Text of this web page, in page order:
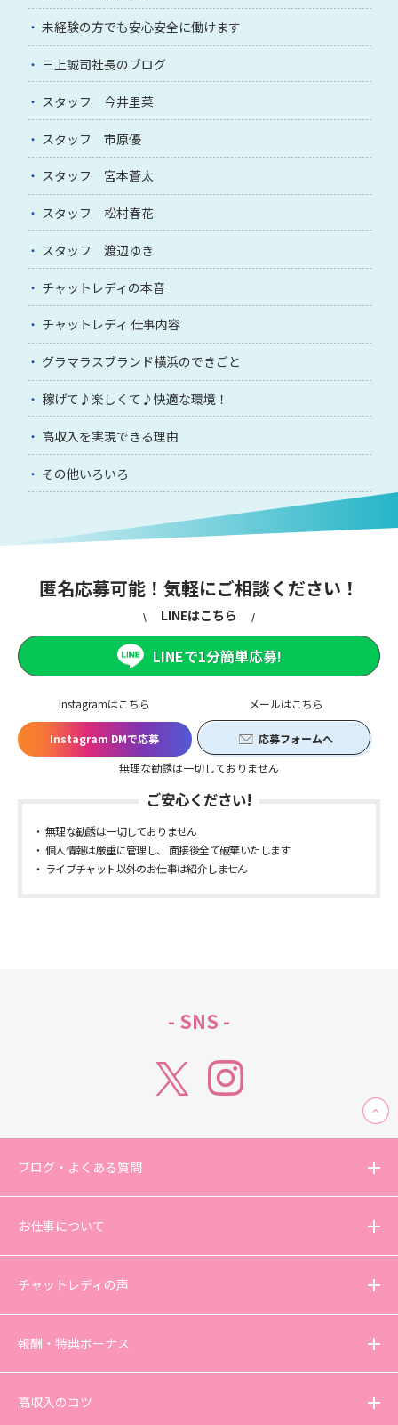
未経験の方でも安心安全に働けます
三上誠司社長のブログ
スタッフ 今井里菜
スタッフ 市原優
スタッフ 宮本蒼太
スタッフ 松村春花
スタッフ 渡辺ゆき
チャットレディの本音
チャットレディ 仕事内容
グラマラスブランド横浜のできごと
稼げて♪楽しくて♪快適な環境！
高収入を実現できる理由
その他いろいろ
匿名応募可能！気軽にご相談ください！
Instagramはこちら
Instagram DMで応募
メールはこちら
応募フォームへ
無理な勧誘は一切しておりません
LINEはこちら
LINEで1分簡単応募!
ご安心ください!
無理な勧誘は一切しておりません
個人情報は厳重に管理し、 面接後全て破棄いたします
ライブチャット以外のお仕事は紹介しません
- SNS -
ブログ・よくある質問
お仕事について
チャットレディの声
報酬・特典ボーナス
高収入のコツ